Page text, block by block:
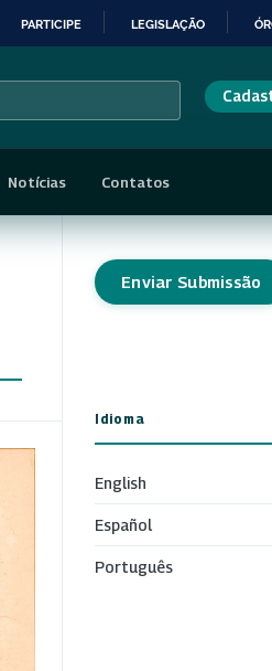
PARTICIPE LEGISLAÇÃO
Notícias Contatos
Enviar Submissão
Idioma
English
Español
Português